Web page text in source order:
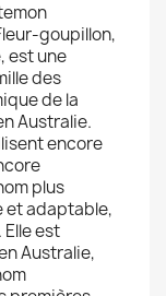
goupillon,
est une
des
de la
Australie.
encore
plus
et adaptable,
est
Australie,